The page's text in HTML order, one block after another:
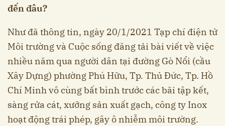
đến đâu?
Như đã thông tin, ngày 20/1/2021 Tạp chí điện tử
Môi trường và Cuộc sống đăng tải bài viết về việc
nhiều năm qua người dân tại đường Gò Nổi (cầu
Xây Dựng) phường Phú Hữu, Tp. Thủ Đức, Tp. Hồ
Chí Minh vô cùng bất bình trước các bãi tập kết,
sàng rửa cát, xưởng sản xuất gạch, công ty Inox
hoạt động trái phép, gây ô nhiễm môi trường.